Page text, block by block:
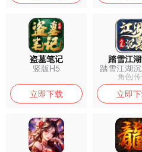
盗墓笔记
竖版H5
立即下载
踏雪江
踏雪江湖
款复古传
角色|
立即